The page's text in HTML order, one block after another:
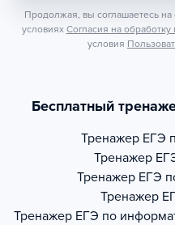
Продолжая, вы соглашаетесь
условиях Согласия на
условия
Бесплатный
Тренажер ЕГЭ
Тренажер
Тренажер ЕГЭ
Тренажер
Тренажер ЕГЭ по